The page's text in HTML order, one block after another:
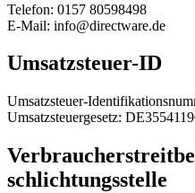
Telefon: 0157 80598498
E-Mail: info@directware.de
Umsatzsteuer-ID
Umsatzsteuer-
Umsatzsteuergesetz:
schlichtungs­stelle